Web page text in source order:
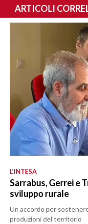
ARTICOLI
L’INTESA
Sarrabus, Gerrei e
sviluppo rurale
Un accordo per
produzioni del territorio